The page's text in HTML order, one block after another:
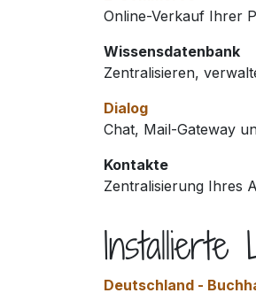
Online-Verkauf Ihrer
Wissensdatenbank
Zentralisieren,
Dialog
Chat, Mail-Gateway
Kontakte
Zentralisierung Ihres
Installierte
Deutschland -